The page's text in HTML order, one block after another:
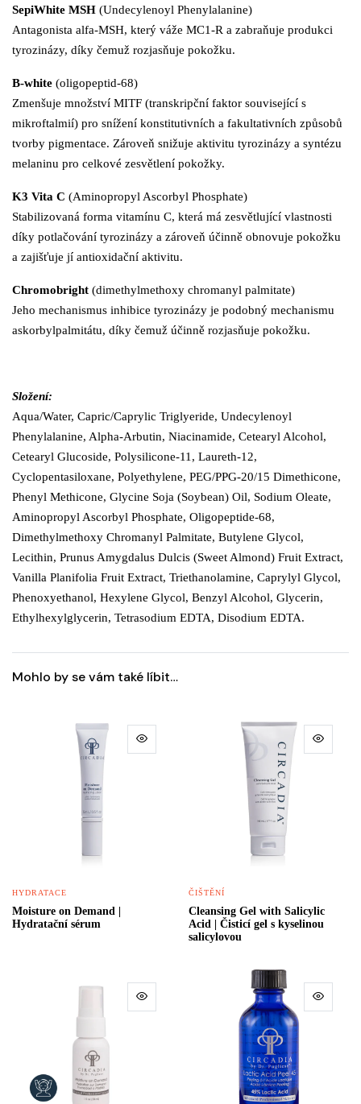
SepiWhite MSH (Undecylenoyl Phenylalanine)
Antagonista alfa-MSH, který váže MC1-R a zabraňuje produkci
tyrozinázy, díky čemuž rozjasňuje pokožku.
B-white (oligopeptid-68)
Zmenšuje množství MITF (transkripční faktor související s
mikroftalmií) pro snížení konstitutivních a fakultativních způsobů
tvorby pigmentace. Zároveň snižuje aktivitu tyrozinázy a syntézu
melaninu pro celkové zesvětlení pokožky.
K3 Vita C (Aminopropyl Ascorbyl Phosphate)
Stabilizovaná forma vitamínu C, která má zesvětlující vlastnosti
díky potlačování tyrozinázy a zároveň účinně obnovuje pokožku
a zajišťuje jí antioxidační aktivitu.
Chromobright (dimethylmethoxy chromanyl palmitate)
Jeho mechanismus inhibice tyrozinázy je podobný mechanismu
askorbylpalmitátu, díky čemuž účinně rozjasňuje pokožku.
Složení:
Aqua/Water, Capric/Caprylic Triglyeride, Undecylenoyl
Phenylalanine, Alpha-Arbutin, Niacinamide, Cetearyl Alcohol,
Cetearyl Glucoside, Polysilicone-11, Laureth-12,
Cyclopentasiloxane, Polyethylene, PEG/PPG-20/15 Dimethicone,
Phenyl Methicone, Glycine Soja (Soybean) Oil, Sodium Oleate,
Aminopropyl Ascorbyl Phosphate, Oligopeptide-68,
Dimethylmethoxy Chromanyl Palmitate, Butylene Glycol,
Lecithin, Prunus Amygdalus Dulcis (Sweet Almond) Fruit Extract,
Vanilla Planifolia Fruit Extract, Triethanolamine, Caprylyl Glycol,
Phenoxyethanol, Hexylene Glycol, Benzyl Alcohol, Glycerin,
Ethylhexylglycerin, Tetrasodium EDTA, Disodium EDTA.
Mohlo by se vám také líbit…
HYDRATACE
Moisture on Demand |
Hydratační sérum
ČIŠTĚNÍ
Cleansing Gel with Salicylic
Acid | Čisticí gel s kyselinou
salicylovou